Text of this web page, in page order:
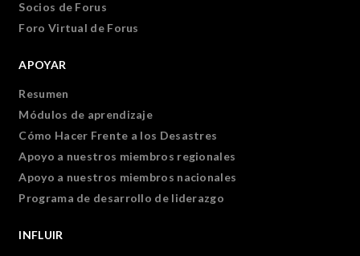
Socios de Forus
Foro Virtual de Forus
APOYAR
Resumen
Módulos de aprendizaje
Cómo Hacer Frente a los Desastres
Apoyo a nuestros miembros regionales
Apoyo a nuestros miembros nacionales
Programa de desarrollo de liderazgo
INFLUIR